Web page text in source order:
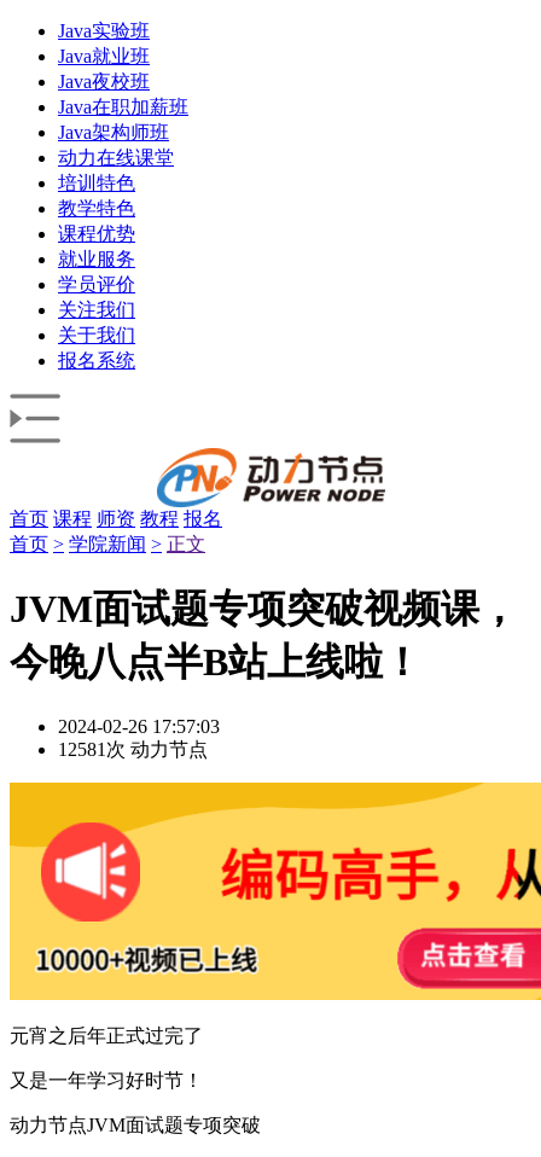
Java实验班
Java就业班
Java夜校班
Java在职加薪班
Java架构师班
动力在线课堂
培训特色
教学特色
课程优势
就业服务
学员评价
关注我们
关于我们
报名系统
首页 课程 师资 教程 报名
首页 > 学院新闻 > 正文
JVM面试题专项突破视频课，
今晚八点半B站上线啦！
2024-02-26 17:57:03
12581次 动力节点
元宵之后年正式过完了
又是一年学习好时节！
动力节点JVM面试题专项突破